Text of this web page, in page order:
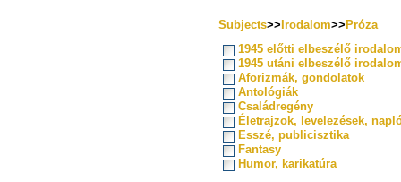
Subjects>> Irodalom>> Próza
1945 előtti elbeszélő
1945 utáni elbeszélő
Aforizmák, gondolatok
Antológiák
Családregény
Életrajzok, levelezések,
Esszé, publicisztika
Fantasy
Humor, karikatúra